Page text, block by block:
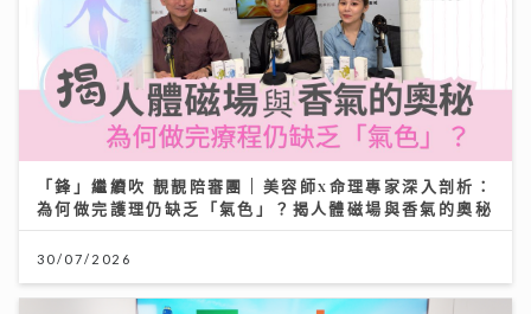
「鋒」繼續吹 靚靚陪審團 | 美容師x命理專家深入剖析：
為何做完護理仍缺乏「氣色」？揭人體磁場與香氣的奧秘
30/07/2026